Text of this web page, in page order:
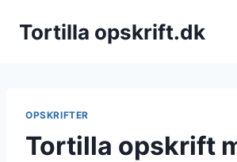
Tortilla opskrift.dk
OPSKRIFTER
Tortilla opskrift